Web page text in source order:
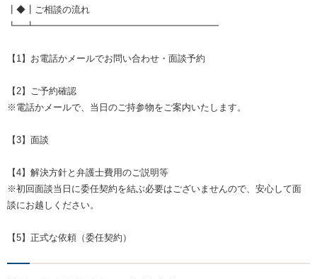
┃◆┃ご相談の流れ
┗━┻━━━━━━━━━━━━━━━━━━━━
【1】お電話かメールでお問い合わせ・面談予約
【2】ご予約確認
※電話かメールで、当日のご持参物をご案内いたします。
【3】面談
【4】解決方針と弁護士費用のご説明等
※初回面談当日に委任契約を結ぶ必要はございませんので、安心して面
談にお越しください。
【5】正式な依頼（委任契約）